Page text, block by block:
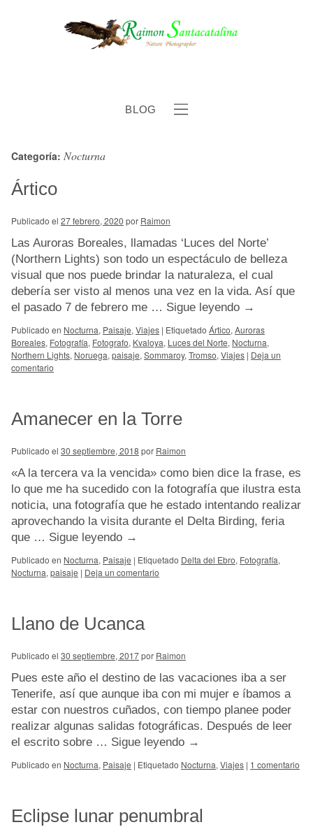
BLOG
Categoría: Nocturna
Ártico
Publicado el 27 febrero, 2020 por Raimon
Las Auroras Boreales, llamadas ‘Luces del Norte’
(Northern Lights) son todo un espectáculo de belleza
visual que nos puede brindar la naturaleza, el cual
debería ser visto al menos una vez en la vida. Así que
el pasado 7 de febrero me … Sigue leyendo →
Publicado en Nocturna, Paisaje, Viajes | Etiquetado Ártico, Auroras
Boreales, Fotografía, Fotografo, Kvaloya, Luces del Norte, Nocturna,
Northern Lights, Noruega, paisaje, Sommaroy, Tromso, Viajes | Deja un
comentario
Amanecer en la Torre
Publicado el 30 septiembre, 2018 por Raimon
«A la tercera va la vencida» como bien dice la frase, es
lo que me ha sucedido con la fotografía que ilustra esta
noticia, una fotografía que he estado intentando realizar
aprovechando la visita durante el Delta Birding, feria
que … Sigue leyendo →
Publicado en Nocturna, Paisaje | Etiquetado Delta del Ebro, Fotografía,
Nocturna, paisaje | Deja un comentario
Llano de Ucanca
Publicado el 30 septiembre, 2017por Raimon
Pues este año el destino de las vacaciones iba a ser
Tenerife, así que aunque iba con mi mujer e íbamos a
estar con nuestros cuñados, con tiempo planee poder
realizar algunas salidas fotográficas. Después de leer
el escrito sobre … Sigue leyendo →
Publicado en Nocturna, Paisaje | Etiquetado Nocturna, Viajes | 1 comentario
Eclipse lunar penumbral